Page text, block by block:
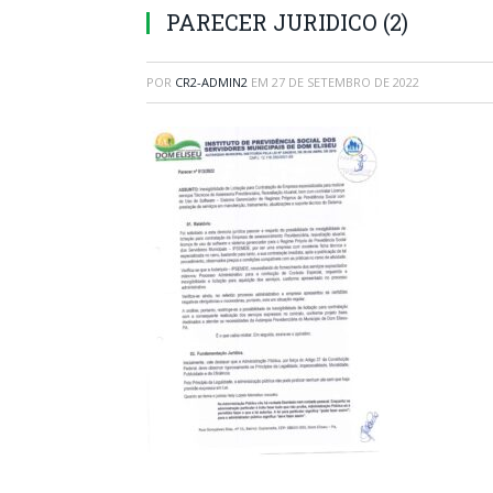
PARECER JURIDICO (2)
POR CR2-ADMIN2 EM 27 DE SETEMBRO DE 2022